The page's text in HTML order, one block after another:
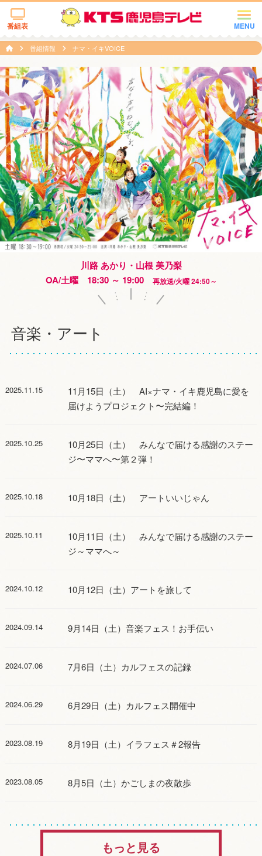
MENU
番組表
番組情報 ナマ・イキVOICE
川路 あかり・山根 美乃梨
OA/土曜 18:30 ～ 19:00
再放送/火曜 24:50～
音楽・アート
2025.11.15
11月15日（土） AI×ナマ・イキ鹿児島に愛を
届けようプロジェクト〜完結編！
2025.10.25
10月25日（土） みんなで届ける感謝のステー
ジ〜ママへ〜第２弾！
2025.10.18 10月18日（土） アートいいじゃん
2025.10.11
10月11日（土） みんなで届ける感謝のステー
ジ～ママへ～
2024.10.12 10月12日（土）アートを旅して
2024.09.14 9月14日（土）音楽フェス！お手伝い
2024.07.06 7月6日（土）カルフェスの記録
2024.06.29 6月29日（土）カルフェス開催中
2023.08.19 8月19日（土）イラフェス＃2報告
2023.08.05 8月5日（土）かごしまの夜散歩
もっと見る